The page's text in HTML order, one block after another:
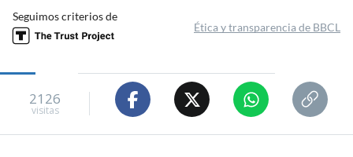
Seguimos criterios de
Ética y transparencia de BBCL
2126
visitas